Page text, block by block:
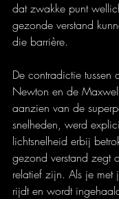
dat zwakke punt
gezonde verstand
die barrière.
De contradictie tussen
Newton en de
aanzien van de
snelheden, werd
lichtsnelheid erbij
gezond verstand zegt
relatief zijn. Als je
rijdt en wordt